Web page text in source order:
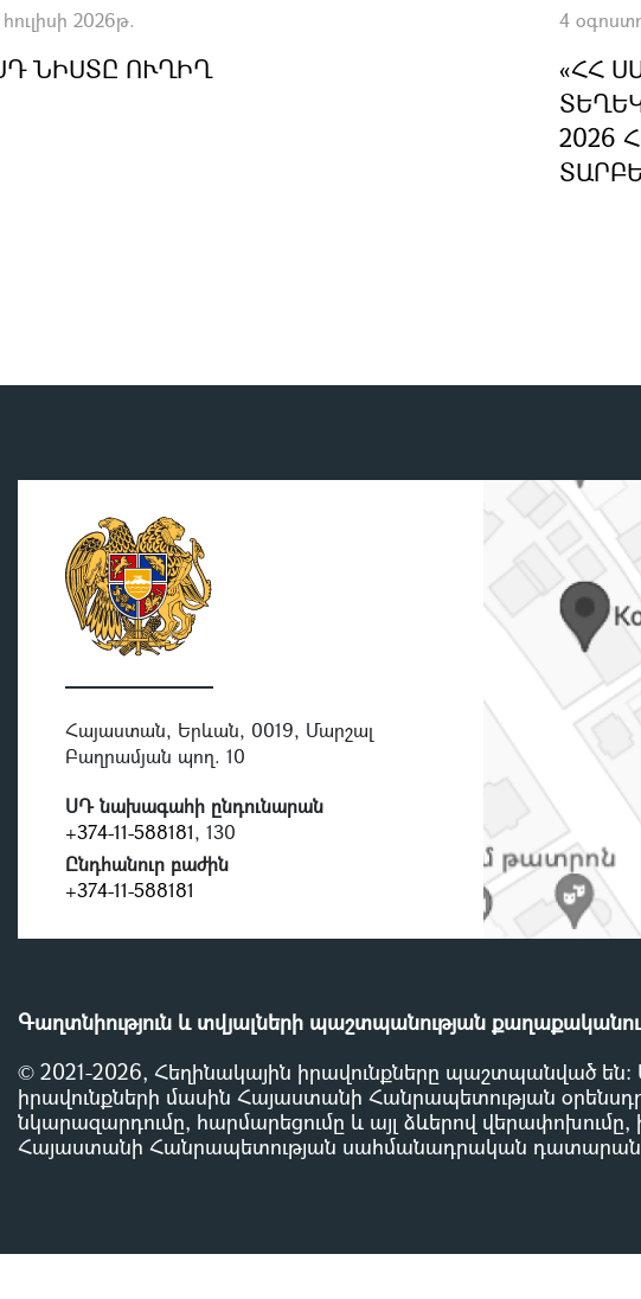
հուլիսի 2026թ.
ՆԻՍՏԸ ՈՒՂԻՂ
4
«ՀՀ
2026
Հայաստան, Երևան, 0019, Մարշալ
Բաղրամյան պող. 10
ՍԴ նախագահի ընդունարան
+374-11-588181, 130
Ընդհանուր բաժին
+374-11-588181
Գաղտնիություն և տվյալների պաշտպանության
© 2021-2026, Հեղինակային իրավունքները պաշտպանված են:
իրավունքների մասին Հայաստանի Հանրապետության
նկարազարդումը, հարմարեցումը և այլ ձևերով
Հայաստանի Հանրապետության սահմանադրական